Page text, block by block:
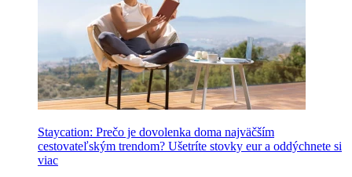
Staycation: Prečo je dovolenka doma najväčším
cestovateľským trendom? Ušetríte stovky eur a oddýchnete si
viac